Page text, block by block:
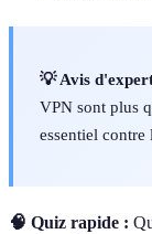
💡 Avis
VPN sont plus
essentiel contre
🧠 Quiz rapide :